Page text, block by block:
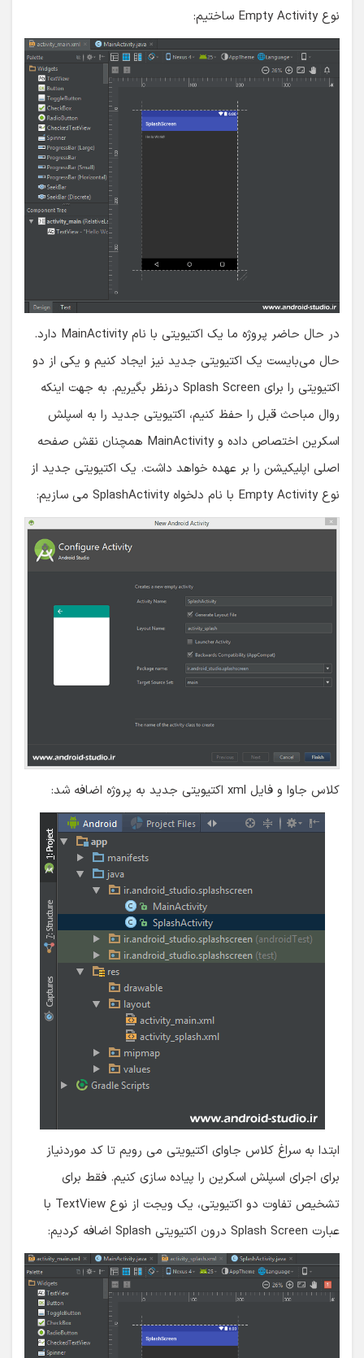
نوع Empty Activity ساختیم:
در حال حاضر پروژه ما یک اکتیویتی با نام MainActivity دارد.
حال می‌بایست یک اکتیویتی جدید نیز ایجاد کنیم و یکی از دو
اکتیویتی را برای Splash Screen درنظر بگیریم. به جهت اینکه
روال مباحث قبل را حفظ کنیم، اکتیویتی جدید را به اسپلش
اسکرین اختصاص داده و MainActivity همچنان نقش صفحه
اصلی اپلیکیشن را بر عهده خواهد داشت. یک اکتیویتی جدید از
نوع Empty Activity با نام دلخواه SplashActivity می سازیم:
کلاس جاوا و فایل xml اکتیویتی جدید به پروژه اضافه شد:
ابتدا به سراغ کلاس جاوای اکتیویتی می رویم تا کد موردنیاز
برای اجرای اسپلش اسکرین را پیاده سازی کنیم. فقط برای
تشخیص تفاوت دو اکتیویتی، یک ویجت از نوع TextView با
عبارت Splash Screen درون اکتیویتی Splash اضافه کردیم: